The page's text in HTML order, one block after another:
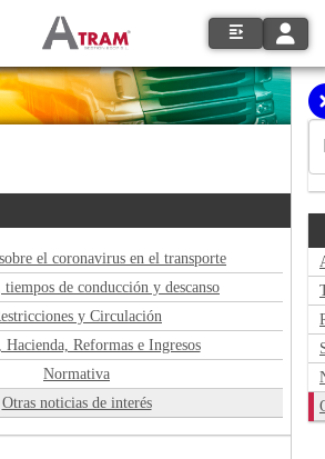
el coronavirus en el transporte
de conducción y descanso
y Circulación
Hacienda, Reformas e Ingresos
Normativa
Otras noticias de interés